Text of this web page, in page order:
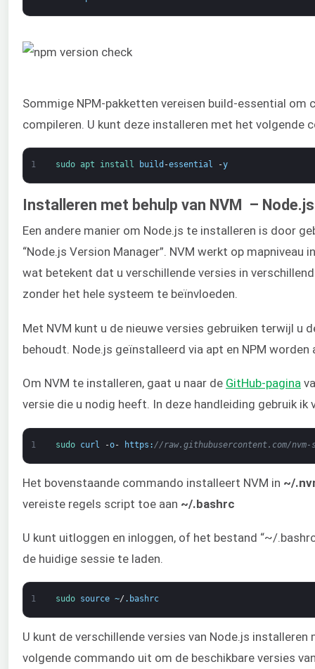
Sommige NPM-pakketten vereisen build-essential om
compileren. U kunt deze installeren met het volgende
1 sudo apt install build -essential -y
Installeren met behulp van NVM –
Een andere manier om Node.js te installeren is door
“Node.js Version Manager”. NVM werkt op mapniveau
wat betekent dat u verschillende versies in
zonder het hele systeem te beïnvloeden.
Met NVM kunt u de nieuwe versies gebruiken terwijl u
behoudt. Node.js geïnstalleerd via apt en NPM worden
Om NVM te installeren, gaat u naar de GitHub-pagina
versie die u nodig heeft. In deze handleiding gebruik ik
1 sudo curl -o- https : //raw.githubusercontent.com/
Het bovenstaande commando installeert NVM in ~/
vereiste regels script toe aan ~/.bashrc
U kunt uitloggen en inloggen, of het bestand “~/
de huidige sessie te laden.
1 sudo source ~/ . bashrc
U kunt de verschillende versies van Node.js installeren
volgende commando uit om de beschikbare versies